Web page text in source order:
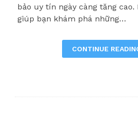
bảo uy tín ngày càng tăng cao.
giúp bạn khám phá những…
CONTINUE